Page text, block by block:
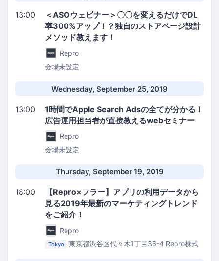
13:00
＜ASOウェビナー＞〇〇を変えるだけでDL
率300%アップ！？独自のストアページ設計
メソッド教えます！
Repro
会場未設定
Wednesday, September 25, 2019
13:00
1時間でApple Search Adsの全てが分かる！
広告運用担当者が直接教えるwebセミナー
Repro
会場未設定
Thursday, September 19, 2019
18:00
【Repro×フラー】アプリの利用データから
見る2019年最新のマーケティングトレンド
をご紹介！
Repro
Tokyo 東京都渋谷区代々木1丁目36-4 Repro株式